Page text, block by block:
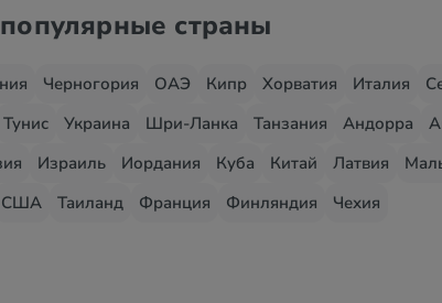
страны
Черногория ОАЭ Кипр Хорватия Италия
Тунис Украина Шри-Ланка Танзания Андорра
Израиль Иордания Куба Китай Латвия
США Таиланд Франция Финляндия Чехия